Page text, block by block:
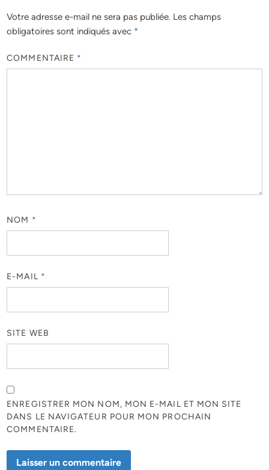
Votre adresse e-mail ne sera pas publiée. Les champs
obligatoires sont indiqués avec *
COMMENTAIRE *
NOM *
E-MAIL *
SITE WEB
ENREGISTRER MON NOM, MON E-MAIL ET MON SITE
DANS LE NAVIGATEUR POUR MON PROCHAIN
COMMENTAIRE.